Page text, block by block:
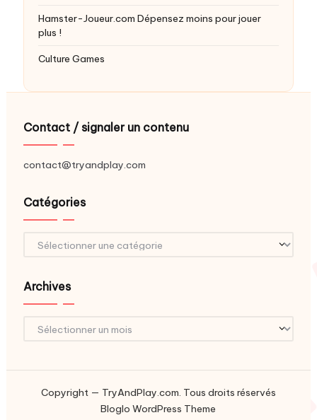
Hamster-Joueur.com Dépensez moins pour jouer
plus !
Culture Games
Contact / signaler un contenu
contact@tryandplay.com
Catégories
Catégories
Archives
Archives
Copyright — TryAndPlay.com. Tous droits réservés
Bloglo WordPress Theme